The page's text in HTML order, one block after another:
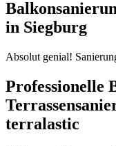
in Siegburg
Absolut genial!
Professionelle
terralastic